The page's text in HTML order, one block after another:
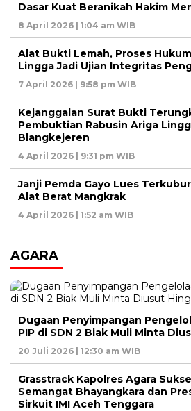
Dasar Kuat Beranikah Hakim
8 April 2026 | 1:04 am WIB
Alat Bukti Lemah, Proses
Lingga Jadi Ujian Integritas
7 April 2026 | 9:58 pm WIB
Kejanggalan Surat Bukti
Pembuktian Rabusin Ariga
Blangkejeren
4 April 2026 | 9:31 pm WIB
Janji Pemda Gayo Lues
Alat Berat Mangkrak
4 April 2026 | 1:52 am WIB
AGARA
Dugaan Penyimpangan
PIP di SDN 2 Biak Muli Minta
20 Juli 2026 | 12:30 am WIB
Grasstrack Kapolres Agara
Semangat Bhayangkara dan
Sirkuit IMI Aceh Tenggara